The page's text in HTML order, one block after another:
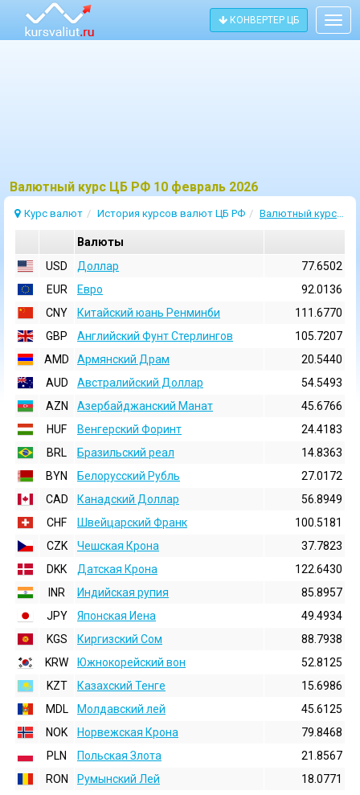
КОНВЕРТЕР ЦБ
Bалютный курс ЦБ РФ 10 февраль 2026
Курс валют История курсов валют ЦБ РФ Валютный курс 10 Февраль 2026
Валюты
USD
Доллар
77.6502
EUR
Евро
92.0136
CNY
Китайский юань Ренминби
111.6770
GBP
Английский Фунт Стерлингов
105.7207
AMD
Армянский Драм
20.5440
AUD
Австралийский Доллар
54.5493
AZN
Азербайджанский Манат
45.6766
HUF
Венгерский Форинт
24.4183
BRL
Бразильский реал
14.8363
BYN
Белорусский Рубль
27.0172
CAD
Канадский Доллар
56.8949
CHF
Швейцарский Франк
100.5181
CZK
Чешская Крона
37.7823
DKK
Датская Крона
122.6430
INR
Индийская pупия
85.8957
JPY
Японская Иена
49.4934
KGS
Киргизский Сом
88.7938
KRW
Южнокорейский вон
52.8125
KZT
Казахский Тенге
15.6986
MDL
Молдавский лей
45.6125
NOK
Норвежская Крона
79.8468
PLN
Польская Злота
21.8567
RON
Румынский Лей
18.0771